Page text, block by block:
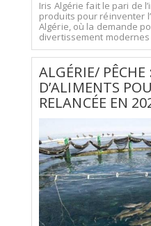
Iris Algérie fait le pari de
produits pour réinventer
Algérie, où la demande
divertissement
ALGÉRIE/
D’ALIMENTS
RELANCÉE EN